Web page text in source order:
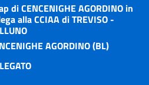
di CENCENIGHE AGORDINO in
alla CCIAA di TREVISO -
AGORDINO (BL)